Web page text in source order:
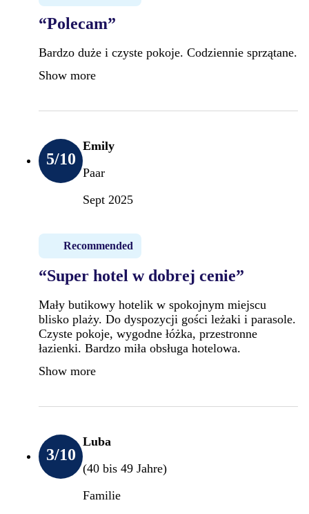
“Polecam”
Bardzo duże i czyste pokoje. Codziennie sprzątane.
Show more
5/10
Emily
Paar
Sept 2025
Recommended
“Super hotel w dobrej cenie”
Mały butikowy hotelik w spokojnym miejscu
blisko plaży. Do dyspozycji gości leżaki i parasole.
Czyste pokoje, wygodne łóżka, przestronne
łazienki. Bardzo miła obsługa hotelowa.
Show more
3/10
Luba
(40 bis 49 Jahre)
Familie